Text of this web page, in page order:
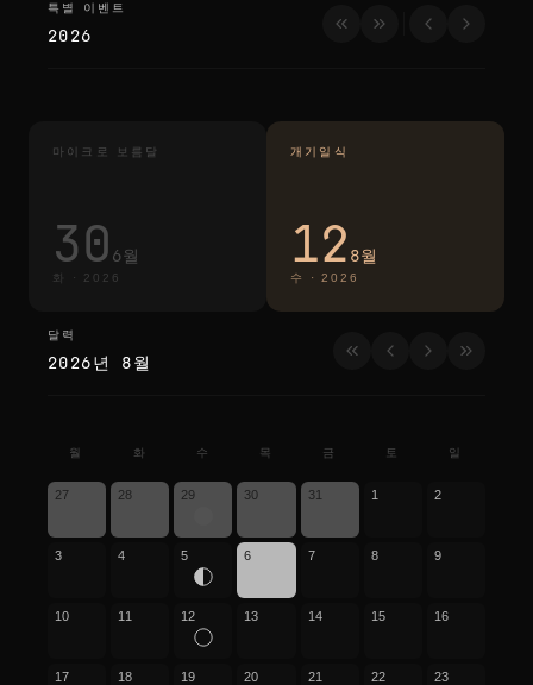
특별 이벤트
특별 이벤트
2026
마이크로 보름달
30 6월
화 · 2026
개기일식
12 8월
수 ·2026
달력
달력
2026년 8월
월 화 수 목 금 토 일
27 28 29 30 31 1 2
3 4 5 6 7 8 9
10 11 12 13 14 15 16
17 18 19 20 21 22 23